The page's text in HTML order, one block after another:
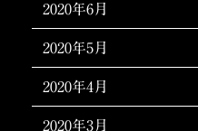
2020年6月
2020年5月
2020年4月
2020年3月